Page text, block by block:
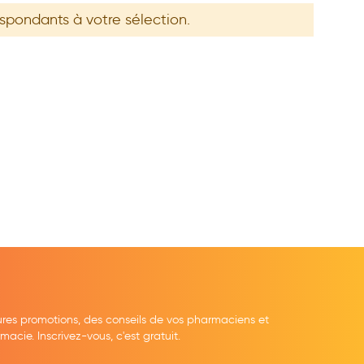
à votre sélection.
promotions, des conseils de vos pharmaciens et
Inscrivez-vous, c'est gratuit.